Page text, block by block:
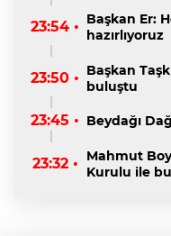
23:54 • Başkan Er:
hazırlıyoruz
23:50 • Başkan
buluştu
23:45 • Beydağı
23:32 •
Mahmut
Kurulu ile